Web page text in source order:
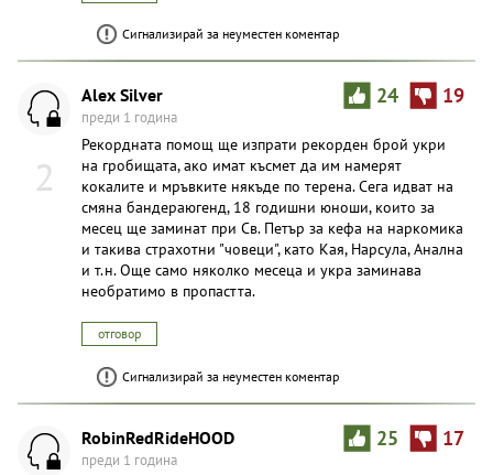
Сигнализирай за неуместен коментар
2
24 19
Alex Silver
преди 1 година
Рекордната помощ ще изпрати рекорден брой укри
на гробищата, ако имат късмет да им намерят
кокалите и мръвките някъде по терена. Сега идват на
смяна бандераюгенд, 18 годишни юноши, които за
месец ще заминат при Св. Петър за кефа на наркомика
и такива страхотни "човеци", като Кая, Нарсула, Анална
и т.н. Още само няколко месеца и укра заминава
необратимо в пропастта.
отговор
Сигнализирай за неуместен коментар
25 17
RobinRedRideHOOD
преди 1 година